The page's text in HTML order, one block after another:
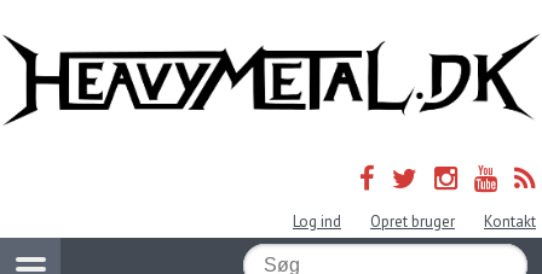
Log ind Opret bruger Kontakt